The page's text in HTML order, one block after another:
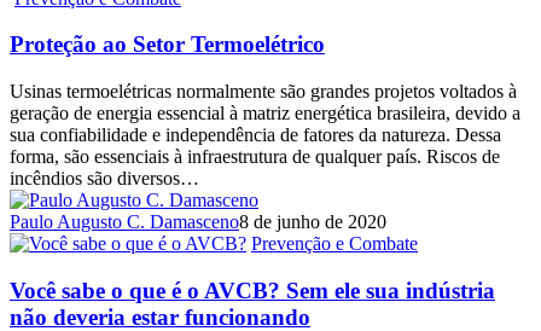
Proteção ao Setor Termoelétrico
Usinas termoelétricas normalmente são grandes projetos voltados à
geração de energia essencial à matriz energética brasileira, devido a
sua confiabilidade e independência de fatores da natureza. Dessa
forma, são essenciais à infraestrutura de qualquer país. Riscos de
incêndios são diversos…
Paulo Augusto C. Damasceno8 de junho de 2020
Prevenção e Combate
Você sabe o que é o AVCB? Sem ele sua indústria
não deveria estar funcionando